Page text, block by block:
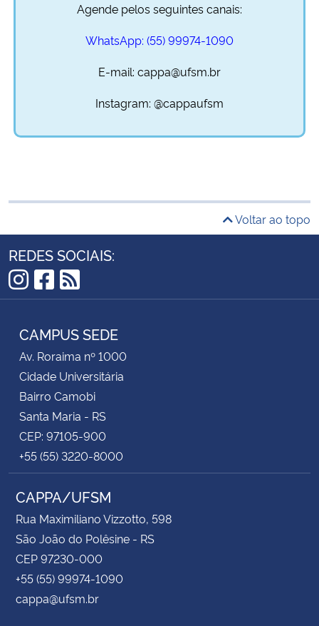
Agende pelos seguintes canais:
WhatsApp: (55) 99974-1090
E-mail: cappa@ufsm.br
Instagram: @cappaufsm
Voltar ao topo
REDES SOCIAIS:
Instagram
Facebook
RSS
CAMPUS SEDE
Av. Roraima nº 1000
Cidade Universitária
Bairro Camobi
Santa Maria - RS
CEP: 97105-900
+55 (55) 3220-8000
CAPPA/UFSM
Rua Maximiliano Vizzotto, 598
São João do Polêsine - RS
CEP 97230-000
+55 (55) 99974-1090
cappa@ufsm.br